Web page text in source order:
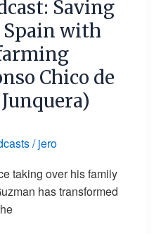
Saving
with
Chico de
/jero
taking over his family
has transformed